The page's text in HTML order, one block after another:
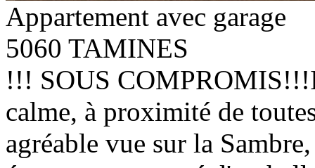
Appartement avec garage
5060 TAMINES
!!! SOUS
calme, à proximité de
agréable vue sur la